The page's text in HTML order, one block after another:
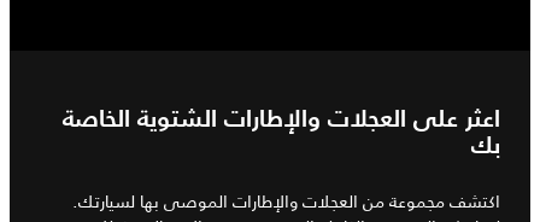
اعثر على العجلات والإطارات الشتوية الخاصة
بك
اكتشف مجموعة من العجلات والإطارات الموصى بها لسيارتك.